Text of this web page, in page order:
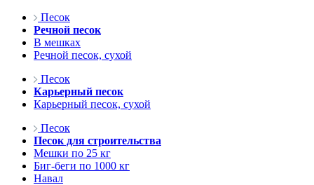
Песок
Речной песок
В мешках
Речной песок, сухой
Песок
Карьерный песок
Карьерный песок, сухой
Песок
Песок для строительства
Мешки по 25 кг
Биг-беги по 1000 кг
Навал